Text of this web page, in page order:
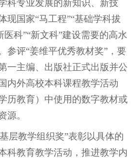
科专业发展的新知识、新技
现国家“马工程”“基础学科拔
医科”“新文科”建设需要的高水
参评“姜维平优秀教材奖”，要
一主编、出版社正式出版并公
内外高校本科课程教学活动
历教育）中使用的数字教材或
源。
层教学组织奖”表彰以具体的
科教育教学活动，推进教学内